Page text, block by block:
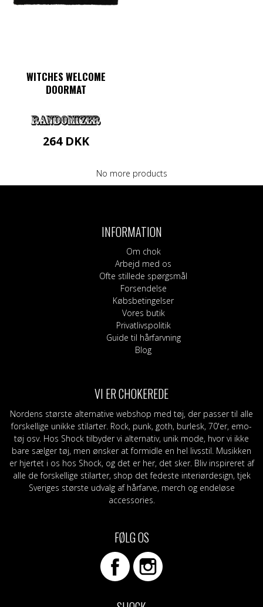
WITCHES WELCOME
DOORMAT
264 DKK
No more products
INFORMATION
Om chok
Arbejd med os
Ofte stillede spørgsmål
Forsendelse
Købsbetingelser
Vores butik
Privatlivspolitik
Guide til hårfarvning
Blog
VI ER CHOKEREDE
Nordens største alternative webshop med tøj, der passer til alle
forskellige unikke stilarter. Rock, punk, goth, burlesk, 70'er, emo-
tøj osv. Hos Shock tilbyder vi alternativ, unik mode, hvor vi ikke
bare sælger tøj, men ønsker at formidle en hel livsstil. Musikken
er hjertet i os hos Shock, og det er her, det sker. Bliv inspireret af
alle de forskellige stilarter, shop det fedeste interiørdesign, tjek
Sveriges største udvalg af hårfarve, merch og endeløse
accessories.
FØLG OS